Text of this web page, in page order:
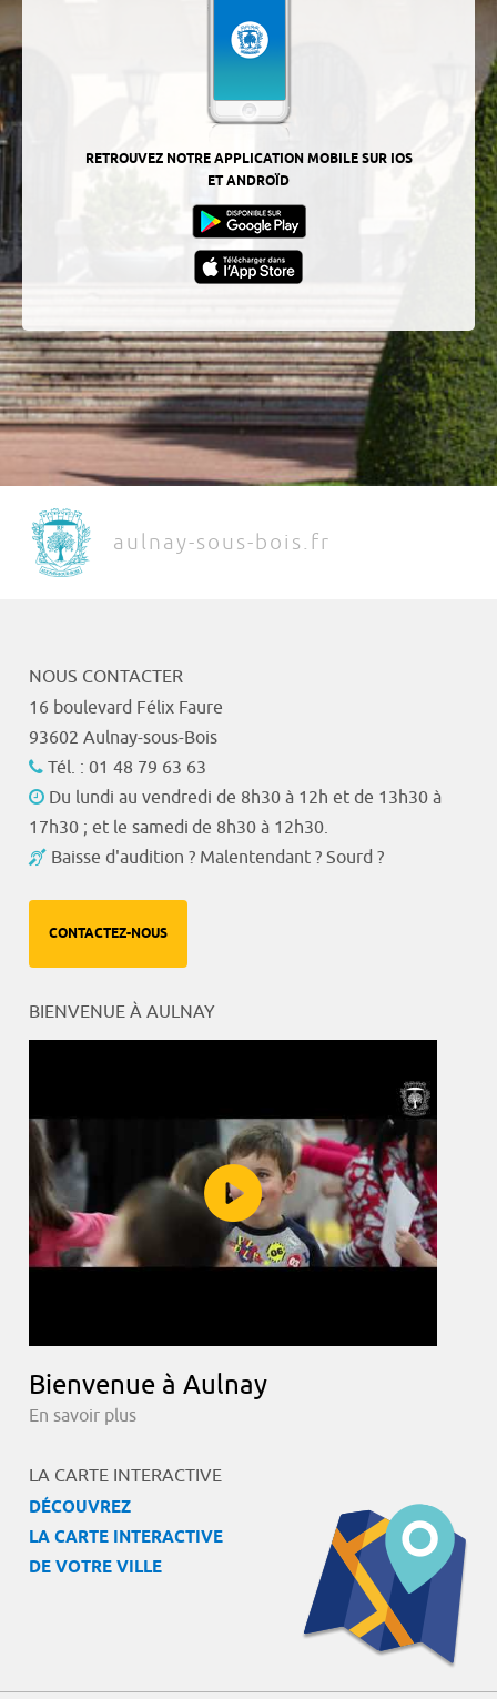
RETROUVEZ NOTRE APPLICATION MOBILE SUR IOS
ET ANDROÏD
aulnay-sous-bois.fr
NOUS CONTACTER
16 boulevard Félix Faure
93602 Aulnay-sous-Bois
Tél. : 01 48 79 63 63
Du lundi au vendredi de 8h30 à 12h et de 13h30 à
17h30 ; et le samedi de 8h30 à 12h30.
Baisse d'audition ? Malentendant ? Sourd ?
CONTACTEZ-NOUS
BIENVENUE À AULNAY
Bienvenue à Aulnay
En savoir plus
LA CARTE INTERACTIVE
DÉCOUVREZ
LA CARTE INTERACTIVE
DE VOTRE VILLE